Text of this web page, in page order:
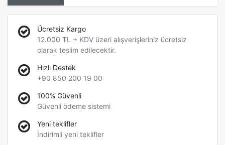
Ücretsiz Kargo
12.000 TL + KDV üzeri alışverişleriniz ücretsiz
olarak teslim edilecektir.
Hızlı Destek
+90 850 200 19 00
100% Güvenli
Güvenli ödeme sistemi
Yeni teklifler
İndirimli yeni teklifler